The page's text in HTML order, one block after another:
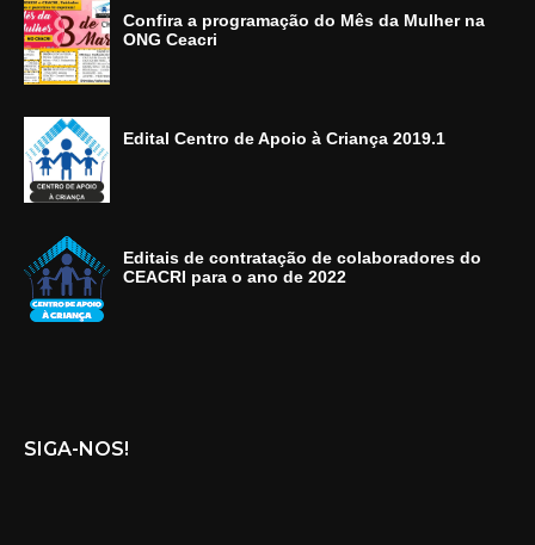
Confira a programação do Mês da Mulher na
ONG Ceacri
Edital Centro de Apoio à Criança 2019.1
Editais de contratação de colaboradores do
CEACRI para o ano de 2022
SIGA-NOS!